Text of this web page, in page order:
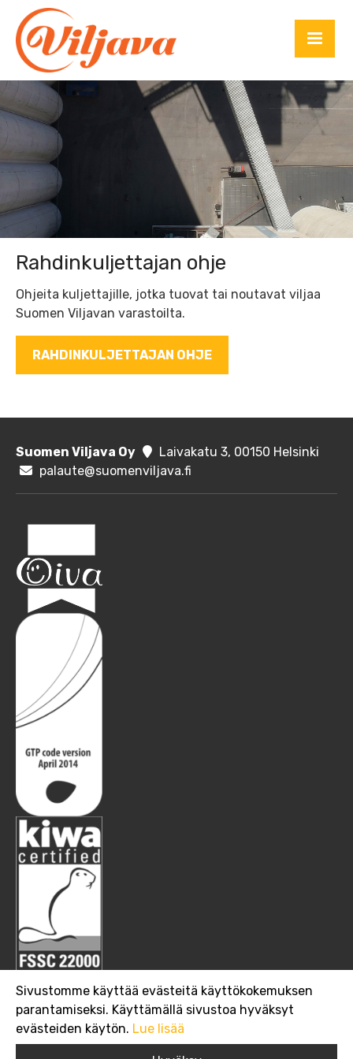
Rahdinkuljettajan ohje
Ohjeita kuljettajille, jotka tuovat tai noutavat viljaa
Suomen Viljavan varastoilta.
RAHDINKULJETTAJAN OHJE
Suomen Viljava Oy
Laivakatu 3, 00150 Helsinki
palaute@suomenviljava.fi
Copyright 2019 Suomen Viljava Oy
Sivustomme käyttää evästeitä käyttökokemuksen
parantamiseksi. Käyttämällä sivustoa hyväksyt
evästeiden käytön. Lue lisää